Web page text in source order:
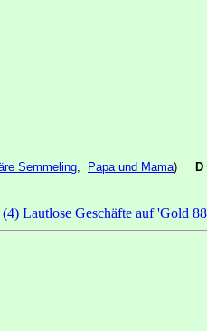
Semmeling Papa und Mama) D